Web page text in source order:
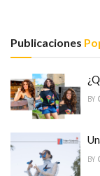
Publicaciones
BY
BY